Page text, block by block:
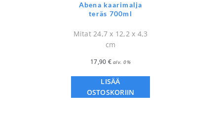
Abena kaarimalja
teräs 700ml
Mitat 24,7 x 12,2 x 4,3
cm
17,90 € alv. 0%
LISÄÄ
OSTOSKORIIN